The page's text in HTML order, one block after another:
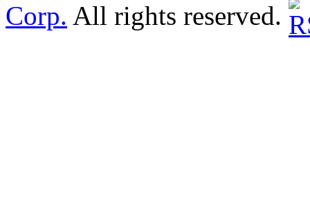
Corp. All rights reserved.